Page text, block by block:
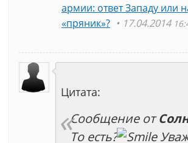
армии: ответ Западу или
«пряник»?
17.04.2014
Цитата:
Сообщение от
То есть?